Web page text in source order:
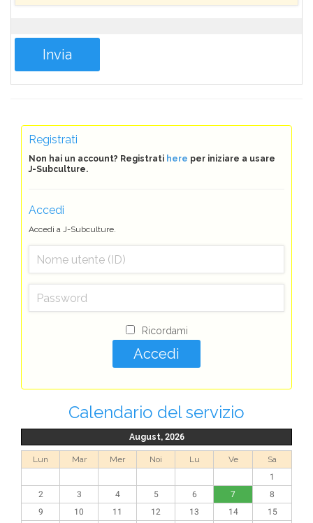
Registrati
Non hai un account? Registrati here per iniziare a usare
J-Subculture.
Accedi
Accedi a J-Subculture.
Ricordami
Calendario del servizio
August, 2026
Lun Mar Mer Noi Lu Ve
Sa
1
2
3 4 5 6 7
8
9
10 11 12 13 14
15